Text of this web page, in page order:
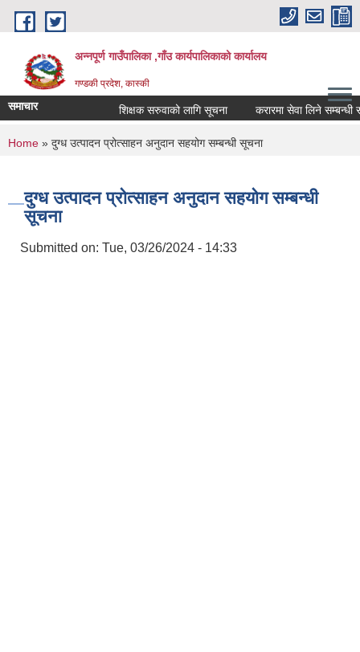
Skip to main content
अन्नपूर्ण गाउँपालिका ,गाँउ कार्यपालिकाको कार्यालय
गण्डकी प्रदेश, कास्की
समाचार शिक्षक सरुवाको लागि सूचना करारमा सेवा लिने सम्बन्धी
You are here
Home » दुग्ध उत्पादन प्रोत्साहन अनुदान सहयोग सम्बन्धी सूचना
दुग्ध उत्पादन प्रोत्साहन अनुदान सहयोग सम्बन्धी
सूचना
Submitted on: Tue, 03/26/2024 - 14:33